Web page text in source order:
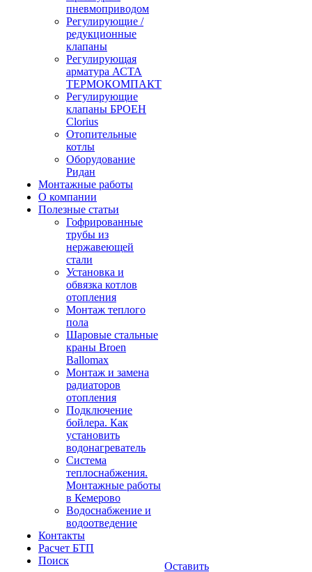
пневмоприводом
Регулирующие /
редукционные
клапаны
Регулирующая
арматура АСТА
ТЕРМОКОМПАКТ
Регулирующие
клапаны БРОЕН
Clorius
Отопительные
котлы
Оборудование
Ридан
Монтажные работы
О компании
Полезные статьи
Гофрированные
трубы из
нержавеющей
стали
Установка и
обвязка котлов
отопления
Монтаж теплого
пола
Шаровые стальные
краны Broen
Ballomax
Монтаж и замена
радиаторов
отопления
Подключение
бойлера. Как
установить
водонагреватель
Система
теплоснабжения.
Монтажные работы
в Кемерово
Водоснабжение и
водоотведение
Контакты
Расчет БТП
Поиск
Оставить